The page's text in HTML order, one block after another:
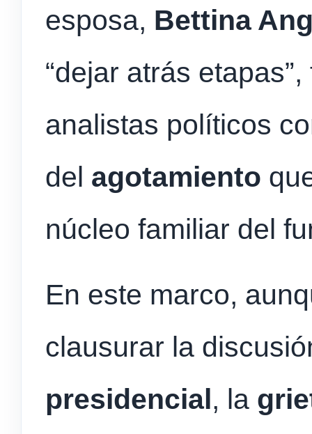
esposa, Bettina
“dejar atrás
analistas políticos
del agotamiento
núcleo familiar del
En este marco,
clausurar la
presidencial, la